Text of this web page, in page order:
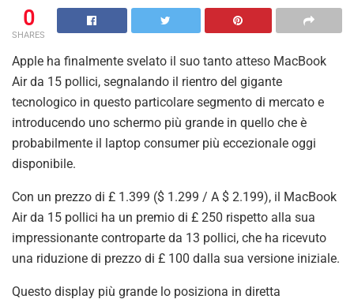
0
SHARES
Apple ha finalmente svelato il suo tanto atteso MacBook
Air da 15 pollici, segnalando il rientro del gigante
tecnologico in questo particolare segmento di mercato e
introducendo uno schermo più grande in quello che è
probabilmente il laptop consumer più eccezionale oggi
disponibile.
Con un prezzo di £ 1.399 ($ ​​1.299 / A $ 2.199), il MacBook
Air da 15 pollici ha un premio di £ 250 rispetto alla sua
impressionante controparte da 13 pollici, che ha ricevuto
una riduzione di prezzo di £ 100 dalla sua versione iniziale.
Questo display più grande lo posiziona in diretta